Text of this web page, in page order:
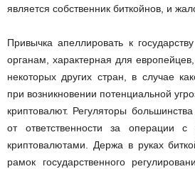
является собственник биткойнов, и
Привычка апеллировать к
органам, характерная для
некоторых других стран, в случае
при возникновении потенциальной
криптовалют. Регуляторы
от ответственности за операции
криптовалютами. Держа в руках
рамок государственного